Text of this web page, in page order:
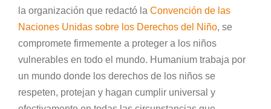
la organización que redactó la Convención de las
Naciones Unidas sobre los Derechos del Niño, se
compromete firmemente a proteger a los niños
vulnerables en todo el mundo. Humanium trabaja por
un mundo donde los derechos de los niños se
respeten, protejan y hagan cumplir universal y